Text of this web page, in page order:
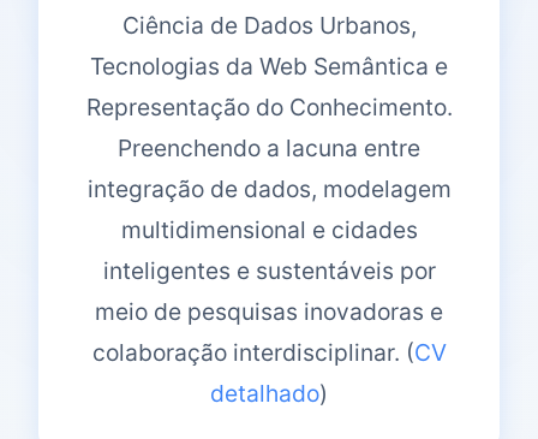
Ciência de Dados Urbanos,
Tecnologias da Web Semântica e
Representação do Conhecimento.
Preenchendo a lacuna entre
integração de dados, modelagem
multidimensional e cidades
inteligentes e sustentáveis ​​por
meio de pesquisas inovadoras e
colaboração interdisciplinar. (CV
detalhado)